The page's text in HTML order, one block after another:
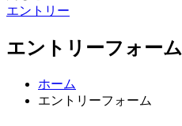
エントリー
エントリーフォーム
ホーム
エントリーフォーム